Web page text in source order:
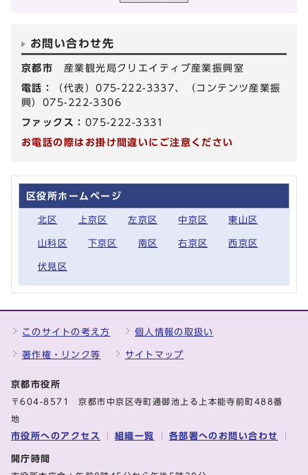
お問い合わせ先
京都市 産業観光局クリエイティブ産業振興室
電話：
（代表）075-222-3337、（コンテンツ産業振
興）075-222-3306
ファックス： 075-222-3331
お電話の際はお掛け間違いにご注意ください
区役所ホームページ
北区 上京区 左京区 中京区 東山区
山科区 下京区 南区 右京区 西京区
伏見区
このサイトの考え方 個人情報の取扱い
著作権・リンク等 サイトマップ
京都市役所
〒604-8571 京都市中京区寺町通御池上る上本能寺前町488番
地
市役所へのアクセス 組織一覧 各部署へのお問い合わせ
開庁時間